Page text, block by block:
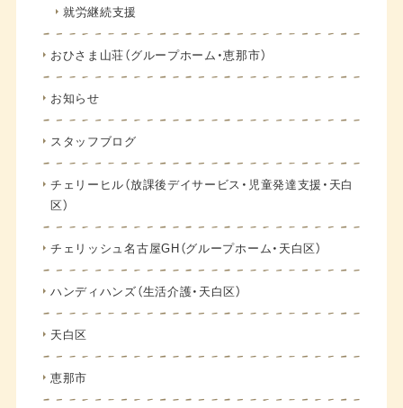
就労継続支援
おひさま山荘（グループホーム・恵那市）
お知らせ
スタッフブログ
チェリーヒル（放課後デイサービス・児童発達支援・天白
区）
チェリッシュ名古屋GH（グループホーム・天白区）
ハンディハンズ（生活介護・天白区）
天白区
恵那市